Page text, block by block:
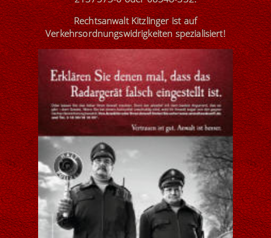
Rechtsanwalt Kitzlinger istauf
Verkehrsordnungswidrigkeitenspezialisiert!